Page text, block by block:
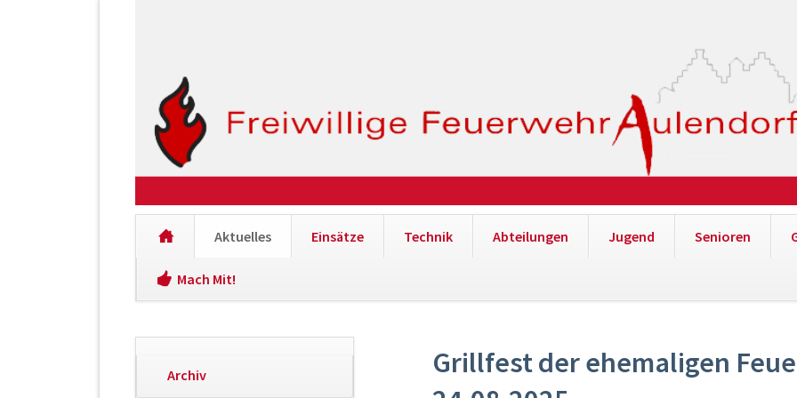
Aktuelles Einsätze Technik Abteilungen Jugend Senioren
Mach Mit!
überspringen
Grillfest der ehemaligen
Navigation
Archiv